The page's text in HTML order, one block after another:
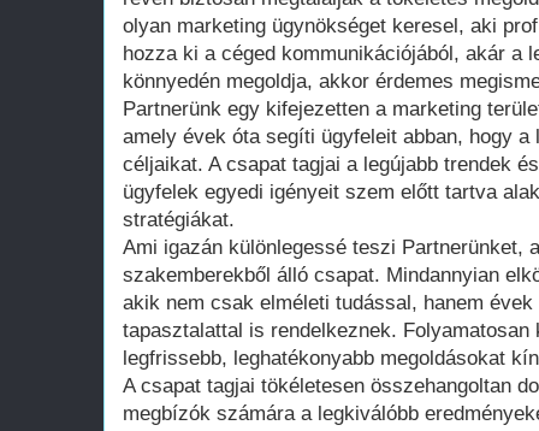
olyan marketing ügynökséget keresel, aki
hozza ki a céged kommunikációjából, akár a
könnyedén megoldja, akkor érdemes
Partnerünk egy kifejezetten a marketing
amely évek óta segíti ügyfeleit abban, hogy a
céljaikat. A csapat tagjai a legújabb trendek
ügyfelek egyedi igényeit szem előtt tartva
stratégiákat.
Ami igazán különlegessé teszi Partnerünket,
szakemberekből álló csapat. Mindannyian
akik nem csak elméleti tudással, hanem
tapasztalattal is rendelkeznek. Folyamatosan
legfrissebb, leghatékonyabb megoldásokat
A csapat tagjai tökéletesen összehangoltan
megbízók számára a legkiválóbb